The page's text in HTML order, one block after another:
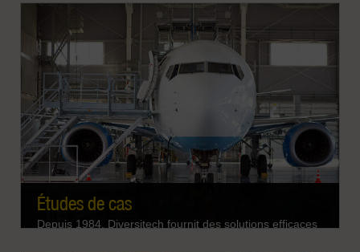
laser/plasma, l'impression 3D et bien d'autres encore
peuvent produire des niveaux importants de fumées et
d'émanations dangereuses. Êtes-vous sûr que vous et
vos employés êtes protégés ? Découvrez comment nos
options spécifiques aux applications peuvent vous aider
à maximiser la capture des contaminants nocifs en
suspension dans l'air directement à la source.
EN SAVOIR PLUS
Études de cas
Depuis 1984, Diversitech fournit des solutions efficaces